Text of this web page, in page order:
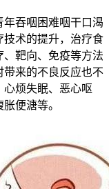
吞咽困难咽干口渴
技术的提升，治疗食
靶向、免疫等方法
带来的不良反应也不
心烦失眠、恶心呕
便溏等。